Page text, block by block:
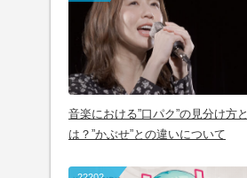
音楽における”口パク”の見分け方と
は？”かぶせ”との違いについて